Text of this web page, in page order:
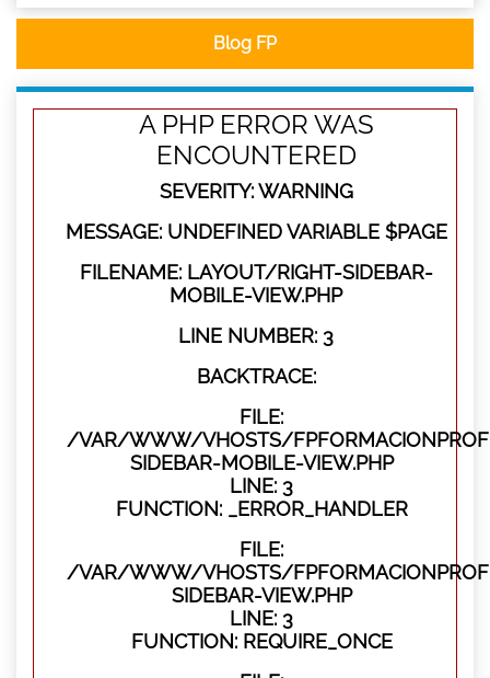
Blog FP
A PHP ERROR WAS
ENCOUNTERED
SEVERITY: WARNING
MESSAGE: UNDEFINED VARIABLE $PAGE
FILENAME: LAYOUT/RIGHT-SIDEBAR-
MOBILE-VIEW.PHP
LINE NUMBER: 3
BACKTRACE:
FILE:
/VAR/WWW/VHOSTS/
SIDEBAR-MOBILE-VIEW.PHP
LINE: 3
FUNCTION: _ERROR_HANDLER
FILE:
/VAR/WWW/VHOSTS/
SIDEBAR-VIEW.PHP
LINE: 3
FUNCTION: REQUIRE_ONCE